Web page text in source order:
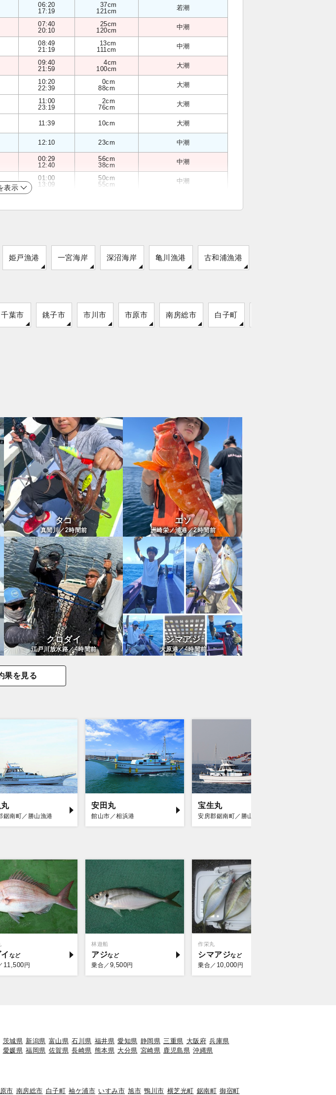
06:20
17:19
37cm
121cm
若潮
07:40
20:10
25cm
120cm
中潮
08:49
21:19
13cm
111cm
中潮
09:40
21:59
4cm
100cm
大潮
10:20
22:39
0cm
88cm
大潮
11:00
23:19
2cm
76cm
大潮
11:39 10cm 大潮
12:10 23cm 中潮
00:29
12:40
56cm
38cm
中潮
01:00
13:09
50cm
55cm
中潮
表示
姫戸漁港 一宮海岸 深沼海岸 亀川漁港 古和浦漁港
千葉市 銚子市 市川市 市原市 南房総市 白子町
タコ
真間川／2時間前
エソ
洲崎栄ノ浦港／2時間前
クロダイ
江戸川放水路／4時間前
シマアジ
大原港／4時間前
果を見る
鋸南町／勝山漁港
安田丸
館山市／相浜港
宝生丸
安房郡鋸南町／勝山漁港
11,500 円
林遊船
アジ
乗合／ 9,500円
作栄丸
シマアジ
乗合／ 10,000 円
茨城県 新潟県 富山県 石川県 福井県 愛知県 静岡県 三重県 大阪府 兵庫県
愛媛県 福岡県 佐賀県 長崎県 熊本県 大分県 宮崎県 鹿児島県 沖縄県
市 南房総市 白子町 袖ケ浦市 いすみ市 旭市 鴨川市 横芝光町 鋸南町 御宿町